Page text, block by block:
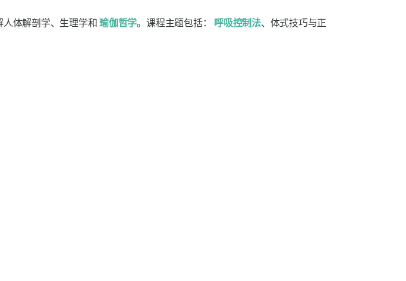
人体解剖学、生理学和瑜伽哲学。课程主题包括： 呼吸控制法、体式技巧与正